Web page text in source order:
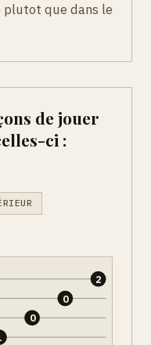
plutot que dans le
de jouer
ci :
0
0
2